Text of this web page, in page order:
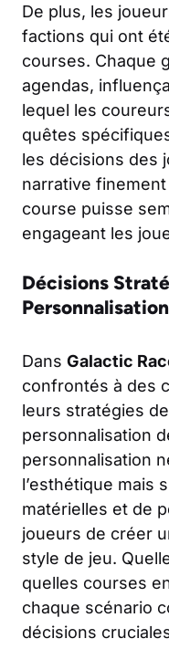
De plus, les
factions qui ont
courses. Chaque
agendas,
lequel les
quêtes
les décisions des
narrative
course puisse
engageant les
Décisions
Personnalisation
Dans Galactic
confrontés à des
leurs stratégies
personnalisation
personnalisation
l’esthétique mais
matérielles et de
joueurs de créer
style de jeu.
quelles courses
chaque scénario
décisions